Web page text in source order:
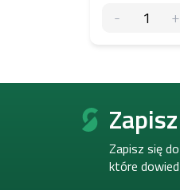
S
Zapisz się
które